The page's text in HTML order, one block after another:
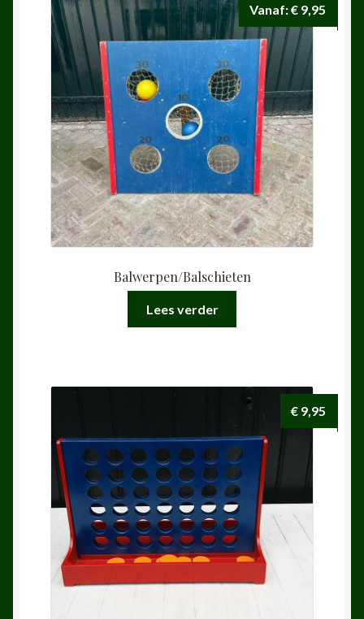
Balwerpen/Balschieten
Vanaf:€ 9,95
Lees verder
€ 9,95